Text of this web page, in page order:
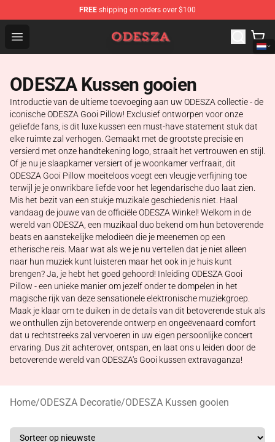
FREE shipping on orders over $100
Open menu
ODESZA Shop - Official ODESZA Merchandise Store
ODESZA Kussen gooien
Introductie van de ultieme toevoeging aan uw ODESZA collectie - de
iconische ODESZA Gooi Pillow! Exclusief ontworpen voor onze
geliefde fans, is dit luxe kussen een must-have statement stuk dat
elke ruimte zal verhogen. Gemaakt met de grootste precisie en
versierd met onze handtekening logo, straalt het vertrouwen en stijl.
Of je nu je slaapkamer versiert of je woonkamer verfraait, dit
ODESZA Gooi Pillow moeiteloos voegt een vleugje verfijning toe
terwijl je je onwrikbare liefde voor het legendarische duo laat zien.
Mis het bezit van een stukje muzikale geschiedenis niet. Haal
vandaag de jouwe van de officiële ODESZA Winkel! Welkom in de
wereld van ODESZA, een muzikaal duo bekend om hun betoverende
beats en aanstekelijke melodieën die je meenemen op een
etherische reis. Maar wat als we je nu vertellen dat je niet alleen
naar hun muziek kunt luisteren maar het ook in je huis kunt
brengen? Ja, je hebt het goed gehoord! Inleiding ODESZA Gooi
Pillow - een unieke manier om jezelf onder te dompelen in het
magische rijk van deze sensationele elektronische muziekgroep.
Maak je klaar om te duiken in de details van dit betoverende stuk als
we onthullen zijn betoverende ontwerp en ongeëvenaard comfort
dat u rechtstreeks zal vervoeren in uw eigen persoonlijke concert
ervaring. Dus zit achterover, ontspan, en laat ons u leiden door de
betoverende wereld van ODESZA's Gooi kussen extravaganza!
Home/ODESZA Decoratie/ODESZA Kussen gooien